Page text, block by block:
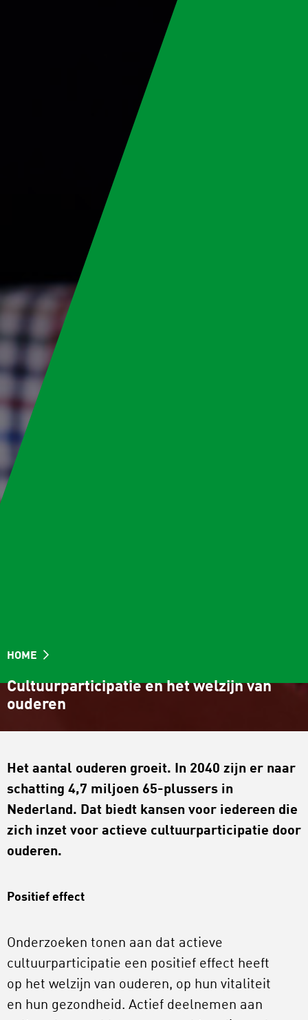
HOME
Cultuurparticipatie en het welzijn van
ouderen
Het aantal ouderen groeit. In 2040 zijn er naar
schatting 4,7 miljoen 65-plussers in
Nederland. Dat biedt kansen voor iedereen die
zich inzet voor actieve cultuurparticipatie door
ouderen.
Positief effect
Onderzoeken tonen aan dat actieve
cultuurparticipatie een positief effect heeft
op het welzijn van ouderen, op hun vitaliteit
en hun gezondheid. Actief deelnemen aan